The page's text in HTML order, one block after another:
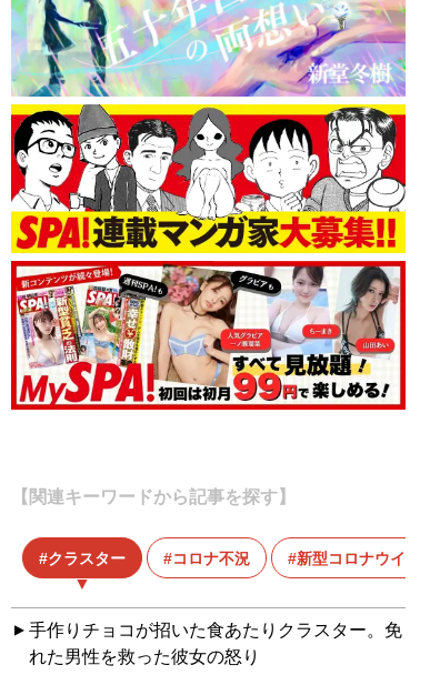
【関連キーワードから記事を探す】
クラスター コロナ不況 新型コロナウイルス
手作りチョコが招いた食あたりクラスター。免
れた男性を救った彼女の怒り